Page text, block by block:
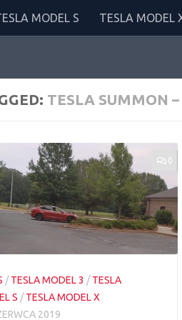
MODEL S TESLA MODEL
TESLA SUMMON
0
/TESLA MODEL 3 /TESLA
S /TESLA MODEL X
2019